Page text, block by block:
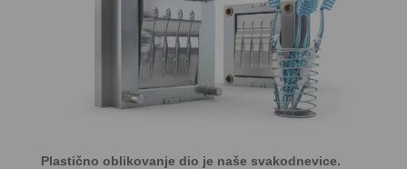
Plastično oblikovanje dio je naše svakodnevice.